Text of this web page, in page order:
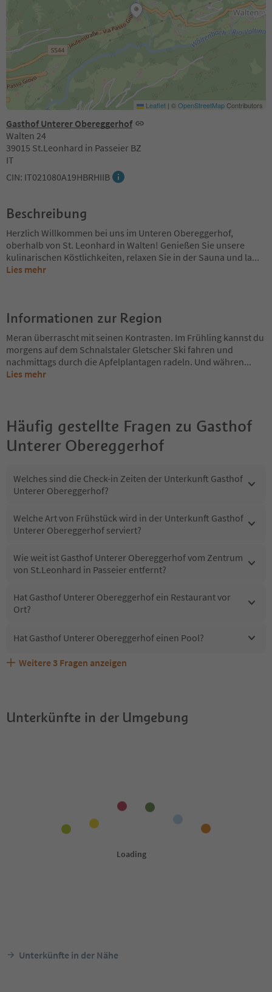
Gasthof Unterer Obereggerhof
Walten 24
39015 St.Leonhard in Passeier BZ
IT
CIN: IT021080A19HBRHIIB
Leaflet | ©OpenStreetMapContributors
Beschreibung
Herzlich Willkommen bei uns im Unteren Obereggerhof,
oberhalb von St. Leonhard in Walten! Genießen Sie unsere
kulinarischen Köstlichkeiten, relaxen Sie in der Sauna und la...
Lies mehr
Informationen zur Region
Meran überrascht mit seinen Kontrasten. Im Frühling kannst du
morgens auf dem Schnalstaler Gletscher Ski fahren und
nachmittags durch die Apfelplantagen radeln. Und währen...
Lies mehr
Häufig gestellte Fragen zu Gasthof
Unterer Obereggerhof
Welches sind die Check-in Zeiten der Unterkunft Gasthof
Unterer Obereggerhof?
Welche Art von Frühstück wird in der Unterkunft Gasthof
Unterer Obereggerhof serviert?
Wie weit ist Gasthof Unterer Obereggerhof vom Zentrum
von St.Leonhard in Passeier entfernt?
Hat Gasthof Unterer Obereggerhof ein Restaurant vor
Ort?
Hat Gasthof Unterer Obereggerhof einen Pool?
Sind Haustiere in der Unterkunft Gasthof Unterer
Welche Services bietet Gasthof Unterer Obereggerhof?
Erhalten die Gäste von Gasthof Unterer Obereggerhof
Weitere 3 Fragen anzeigen
Unterkünfte in der Umgebung
Unterkünfte in der Nähe